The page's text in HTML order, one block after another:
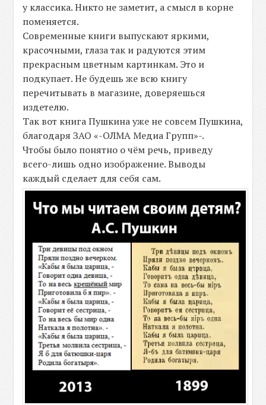
у классика. Никто не заметит, а смысл в корне
поменяется.
Современные книги выпускают яркими,
красочными, глаза так и радуются этим
прекрасным цветным картинкам. Это и
подкупает. Не будешь же всю книгу
перечитывать в магазине, доверяешься
издетелю.
Так вот книга Пушкина уже не совсем Пушкина,
благодаря ЗАО «-ОЛМА Медиa Групп»-.
Чтобы было понятно о чём речь, приведу
всего-лишь одно изображение. Выводы
каждый сделает для себя сам.